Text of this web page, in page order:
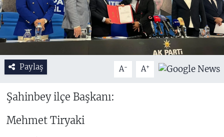
Paylaş A- A+
Şahinbey ilçe Başkanı:
Mehmet Tiryaki